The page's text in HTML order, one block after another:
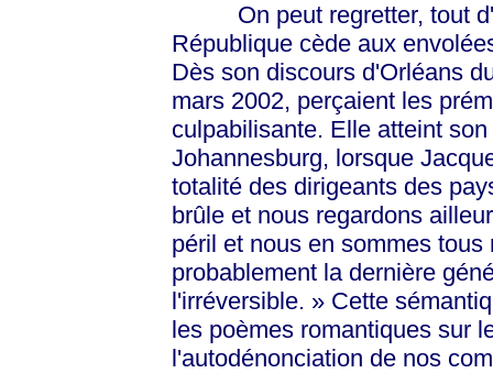
On peut regretter, tout
République cède aux
Dès son discours d'Orléans
mars 2002, perçaient les
culpabilisante. Elle atteint
Johannesburg, lorsque
totalité des dirigeants des
brûle et nous regardons
péril et nous en sommes
probablement la dernière
l'irréversible. »Cette
les poèmes romantiques sur
l'autodénonciation de nos